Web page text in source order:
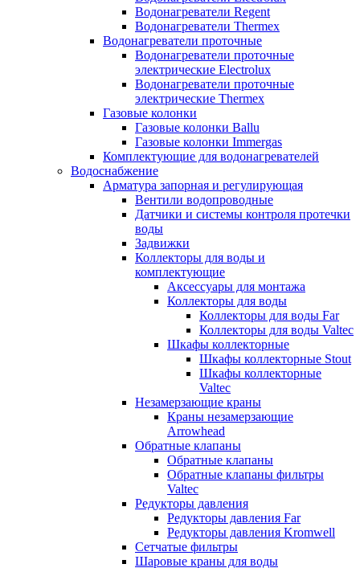
Водонагреватели Regent
Водонагреватели Thermex
Водонагреватели проточные
Водонагреватели проточные
электрические Electrolux
Водонагреватели проточные
электрические Thermex
Газовые колонки
Газовые колонки Ballu
Газовые колонки Immergas
Комплектующие для водонагревателей
Водоснабжение
Арматура запорная и регулирующая
Вентили водопроводные
Датчики и системы контроля протечки
воды
Задвижки
Коллекторы для воды и
комплектующие
Аксессуары для монтажа
Коллекторы для воды
Коллекторы для воды Far
Коллекторы для воды Valtec
Шкафы коллекторные
Шкафы коллекторные Stout
Шкафы коллекторные
Valtec
Незамерзающие краны
Краны незамерзающие
Arrowhead
Обратные клапаны
Обратные клапаны
Обратные клапаны фильтры
Valtec
Редукторы давления
Редукторы давления Far
Редукторы давления Kromwell
Сетчатые фильтры
Шаровые краны для воды